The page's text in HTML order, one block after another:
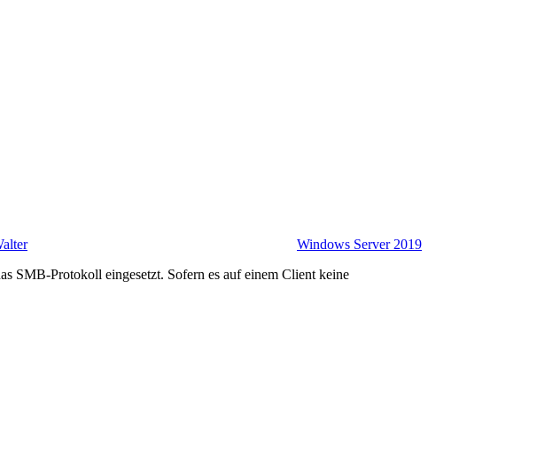
Windows Server 2019
SMB-Protokoll eingesetzt. Sofern es auf einem Client keine